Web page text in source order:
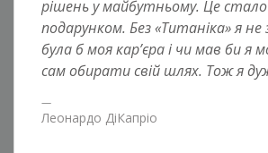
рішень у майбутньому. Це
подарунком. Без «Титаніка» я
була б моя кар’єра і чи мав би я
сам обирати свій шлях. Тож я
Леонардо ДіКапріо